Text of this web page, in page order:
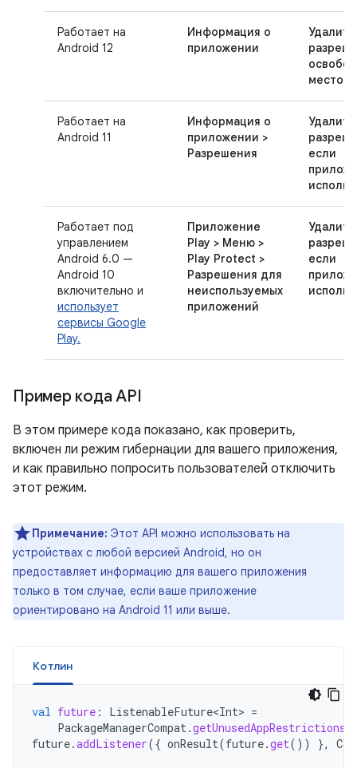
Работает на
Android 12
Информация о
приложении
Удалите
место.
Работает на
Android 11
Информация о
приложении >
Разрешения
Удалите
если
Работает под
управлением
Android 6.0 —
Android 10
включительно и
использует
сервисы Google
Play.
Приложение
Play > Меню >
Play Protect >
Разрешения для
неиспользуемых
приложений
Удалите
если
Пример кода API
В этом примере кода показано, как проверить,
включен ли режим гибернации для вашего приложения,
и как правильно попросить пользователей отключить
этот режим.
Примечание: Этот API можно использовать на
устройствах с любой версией Android, но он
предоставляет информацию для вашего приложения
только в том случае, если ваше приложение
ориентировано на Android 11 или выше.
Котлин
val future : ListenableFuture<Int> =
PackageManagerCompat.
future.addListener({ onResult(future.get()) },